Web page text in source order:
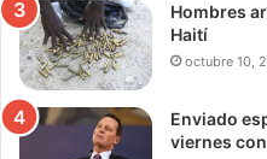
Hombres
Haití
octubre 10,
Enviado
viernes